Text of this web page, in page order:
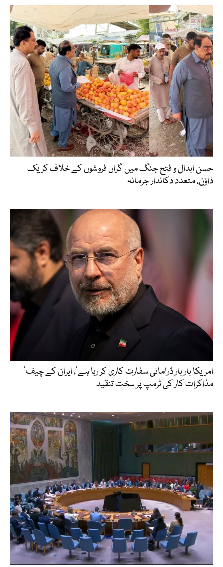
حسن ابدال و فتح جنگ میں گراں فروشوں کے خلاف کریک
ڈاؤن، متعدد دکاندار جرمانہ
’امریکا بار بار ڈرامائی سفارت کاری کر رہا ہے‘، ایران کے چیف
مذاکرات کار کی ٹرمپ پر سخت تنقید